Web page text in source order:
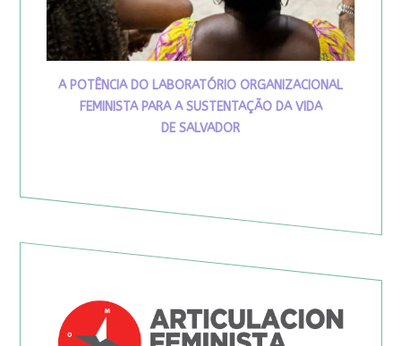
A POTÊNCIA DO LABORATÓRIO ORGANIZACIONAL
FEMINISTA PARA A SUSTENTAÇÃO DA VIDA
DE SALVADOR